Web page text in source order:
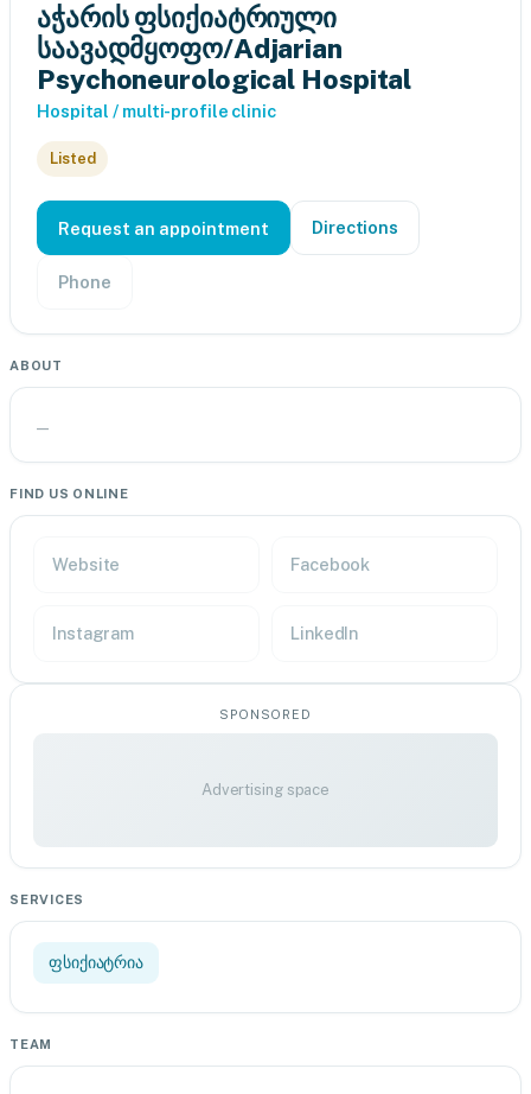
აჭარის ფსიქიატრიული
საავადმყოფო/Adjarian
Psychoneurological Hospital
Hospital / multi-profile clinic
Listed
Request an appointment Directions
Phone
ABOUT
—
FIND US ONLINE
Website Facebook
Instagram LinkedIn
SPONSORED
Advertising space
SERVICES
ფსიქიატრია
TEAM